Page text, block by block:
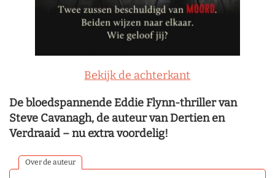
Bekijk de achterkant
De bloedspannende Eddie Flynn-thriller van
Steve Cavanagh, de auteur van Dertien en
Verdraaid – nu extra voordelig!
Over de auteur